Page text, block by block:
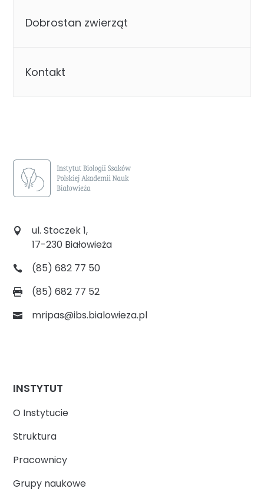
Dobrostan zwierząt
Kontakt
ul. Stoczek 1,
17-230 Białowieża
(85) 682 77 50
(85) 682 77 52
mripas@ibs.bialowieza.pl
INSTYTUT
O Instytucie
Struktura
Pracownicy
Grupy naukowe